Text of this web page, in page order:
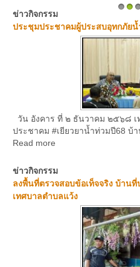
ข่าวกิจกรรม
ประชุมประชาคมผู้ประสบอุทกภัยน้
วัน อังคาร ที่ ๒ ธันวาคม ๒๕๖๘
ประชาคม #เยียวยาน้ำท่วมปี68 บ้
Read more
ข่าวกิจกรรม
ลงพื้นที่ตรวจสอบข้อเท็จจริง บ้าน
เทศบาลตำบลแว้ง